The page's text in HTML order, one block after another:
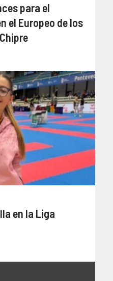
para el
el Europeo de los
en la Liga